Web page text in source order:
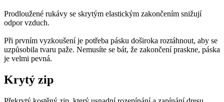
Prodloužené rukávy se skrytým elastickým zakončením snižují
odpor vzduch.
Při prvním vyzkoušení je potřeba pásku doširoka roztáhnout, aby se
uzpůsobila tvaru paže. Nemusíte se bát, že zakončení praskne, páska
je velmi pevná.
Krytý zip